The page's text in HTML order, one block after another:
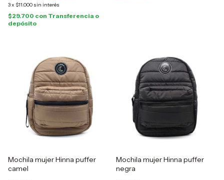
3x $11.000 sin interés
$29.700 con Transferencia o
depósito
Mochila mujer Hinna puffer
camel
Mochila mujer Hinna puffer
negra